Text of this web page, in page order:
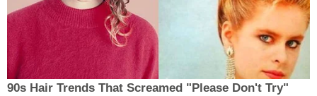
90s Hair Trends That Screamed "Please Don't Try"